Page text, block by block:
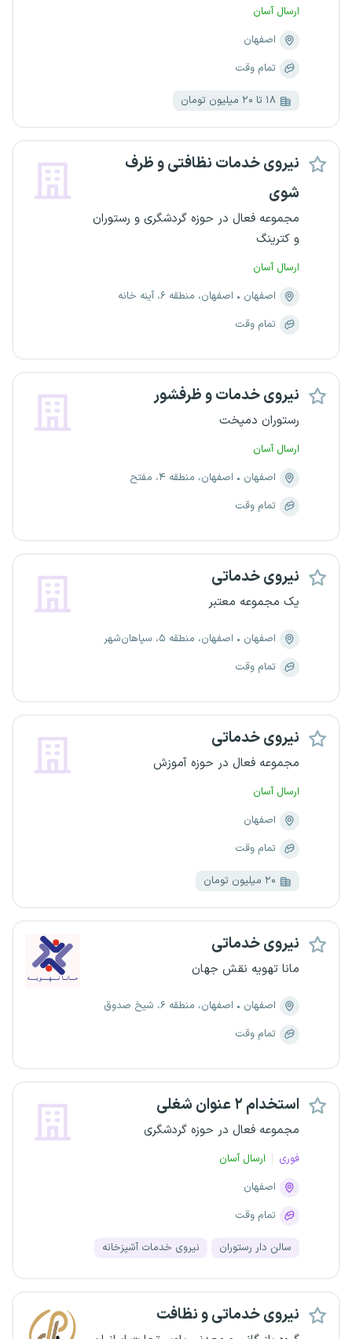
ارسال آسان
اصفهان
تمام وقت
۱۸ تا ۲۰ میلیون تومان
نیروی خدمات نظافتی و ظرف
شوی
مجموعه فعال در حوزه گردشگری و رستوران
و کترینگ
ارسال آسان
اصفهان
اصفهان، منطقه ۶، آینه خانه
تمام وقت
نیروی خدمات و ظرفشور
رستوران دمپخت
ارسال آسان
اصفهان
اصفهان، منطقه ۴، مفتح
تمام وقت
نیروی خدماتی
یک مجموعه معتبر
اصفهان
اصفهان، منطقه ۵، سپاهان‌شهر
تمام وقت
نیروی خدماتی
مجموعه فعال در حوزه آموزش
ارسال آسان
اصفهان
تمام وقت
۲۰ میلیون تومان
نیروی خدماتی
مانا تهویه نقش جهان
اصفهان
اصفهان، منطقه ۶، شیخ صدوق
تمام وقت
استخدام ۲ عنوان شغلی
مجموعه فعال در حوزه گردشگری
فوری
ارسال آسان
اصفهان
تمام وقت
سالن دار رستوران نیروی خدمات آشپزخانه
نیروی خدماتی و نظافت